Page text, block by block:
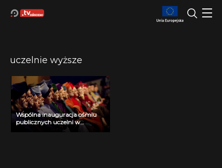
uczelnie wyższe
Wspólna inauguracja ośmiu
publicznych uczelni w